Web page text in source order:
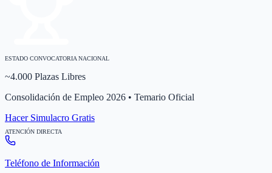
ESTADO CONVOCATORIA NACIONAL
~4.000 Plazas Libres
Consolidación de Empleo 2026 • Temario Oficial
Hacer Simulacro Gratis
ATENCIÓN DIRECTA
Teléfono de Información